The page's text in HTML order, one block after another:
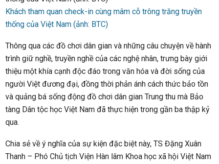
Khách tham quan check-in cùng mâm cỗ trông trăng truyền
thống của Việt Nam (ảnh: BTC)
Thông qua các đồ chơi dân gian và những câu chuyện về hành
trình giữ nghề, truyền nghề của các nghệ nhân, trưng bày giới
thiệu một khía cạnh độc đáo trong văn hóa và đời sống của
người Việt đương đại, đồng thời phản ánh cách thức bảo tồn
và quảng bá sống động đồ chơi dân gian Trung thu mà Bảo
tàng Dân tộc học Việt Nam đã thực hiện trong gần ba thập kỷ
qua.
Chia sẻ về ý nghĩa của sự kiện đặc biệt này, TS Đặng Xuân
Thanh – Phó Chủ tịch Viện Hàn lâm Khoa học xã hội Việt Nam